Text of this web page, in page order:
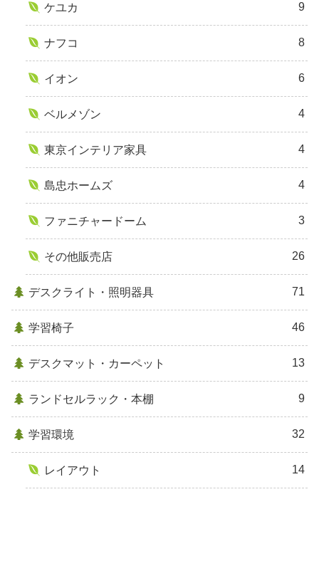
ケユカ 9
ナフコ 8
イオン 6
ベルメゾン 4
東京インテリア家具 4
島忠ホームズ 4
ファニチャードーム 3
その他販売店 26
デスクライト・照明器具 71
学習椅子 46
デスクマット・カーペット 13
ランドセルラック・本棚 9
学習環境 32
レイアウト 14